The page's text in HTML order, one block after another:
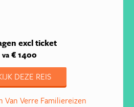
excl ticket
va € 1400
DEZE REIS
Van Verre Familiereizen